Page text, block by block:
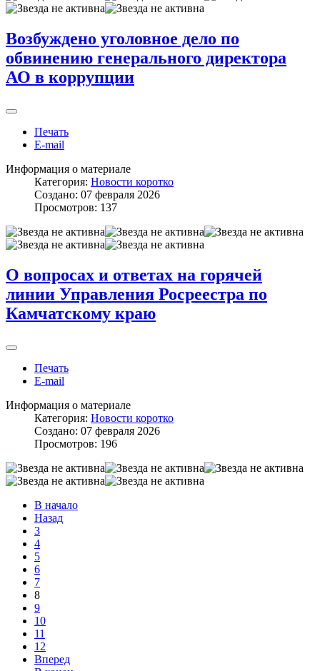
Возбуждено уголовное дело по
обвинению генерального директора
АО в коррупции
Печать
E-mail
Информация о материале
Категория: Новости коротко
Создано: 07 февраля 2026
Просмотров: 137
О вопросах и ответах на горячей
линии Управления Росреестра по
Камчатскому краю
Печать
E-mail
Информация о материале
Категория: Новости коротко
Создано: 07 февраля 2026
Просмотров: 196
В начало
Назад
3
4
5
6
7
8
9
10
11
12
Вперед